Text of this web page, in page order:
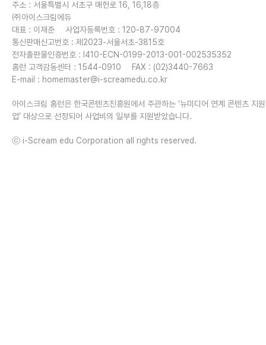
주소 : 서울특별시 서초구 매헌로 16, 16,18층
㈜아이스크림에듀
대표 : 이재준
사업자등록번호 : 120-87-97004
통신판매신고번호 : 제2023-서울서초-3815호
전자출판물인증번호 : I410-ECN-0199-2013-001-002535352
홈런 고객감동센터 : 1544-0910
FAX : (02)3440-7663
E-mail : homemaster@i-screamedu.co.kr
아이스크림 홈런은 한국콘텐츠진흥원에서 주관하는 ‘뉴미디어 연계 콘텐츠 지
업’ 대상으로 선정되어 사업비의 일부를 지원받았습니다.
ⓒ i-Scream edu Corporation all rights reserved.